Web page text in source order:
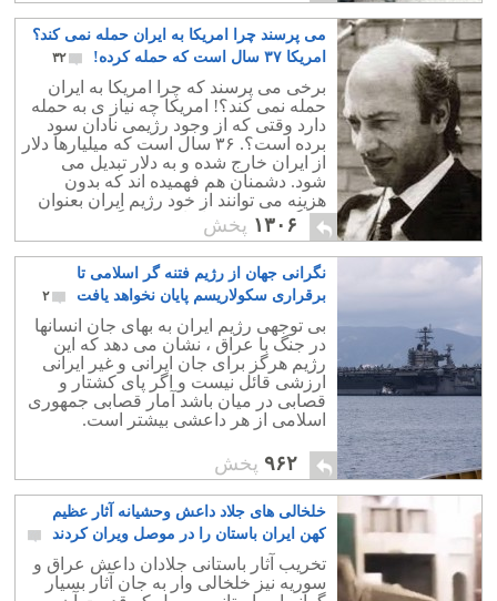
می پرسند چرا امریکا به ایران حمله نمی کند؟
امریکا ۳۷ سال است که حمله کرده!
۳۲
برخی می پرسند که چرا امریکا به ایران
حمله نمی کند؟! امریکا چه نیاز ی به حمله
دارد وقتی که از وجود رژیمی نادان سود
برده است؟. ۳۶ سال است که میلیارها دلار
از ایران خارج شده و به دلار تبدیل می
شود. دشمنان هم فهمیده اند که بدون
هزینه می توانند از خود رژیم ایران بعنوان
بزرگترین دشمن ایران بهره یگیرند.
۱۳۰۶ پخش
نگرانی جهان از رژیم فتنه گر اسلامی تا
برقراری سکولاریسم پایان نخواهد یافت
۲
بی توجهی رژیم ایران به بهای جان انسانها
در جنگ با عراق ، نشان می دهد که این
رژیم هرگز برای جان ایرانی و غیر ایرانی
ارزشی قائل نیست و اگر پای کشتار و
قصابی در میان باشد آمار قصابی جمهوری
اسلامی از هر داعشی بیشتر است.
۹۶۲ پخش
خلخالی های جلاد داعش وحشیانه آثار عظیم
کهن ایران باستان را در موصل ویران کردند
۶تخریب آثار باستانی جلادان داعش عراق و
سوریه نیز خلخالی وار به جان آثار بسیار